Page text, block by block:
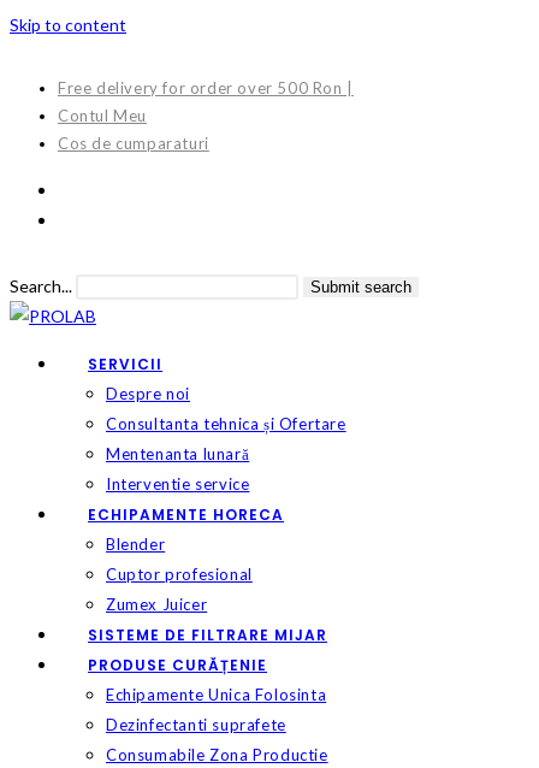
Skip to content
Free delivery for order over 500 Ron |
Contul Meu
Cos de cumparaturi
Search... Submit search
SERVICII
Despre noi
Consultanta tehnica și Ofertare
Mentenanta lunară
Interventie service
ECHIPAMENTE HORECA
Blender
Cuptor profesional
Zumex Juicer
SISTEME DE FILTRARE MIJAR
PRODUSE CURĂȚENIE
Echipamente Unica Folosinta
Dezinfectanti suprafete
Consumabile Zona Productie